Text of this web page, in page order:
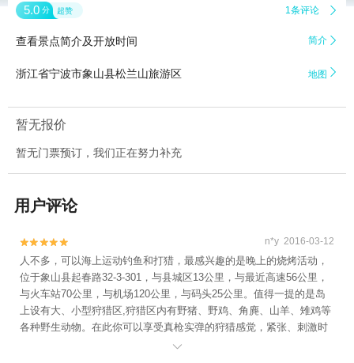
5.0 分 超赞 1条评论 
查看景点简介及开放时间 简介 
浙江省宁波市象山县松兰山旅游区 地图 
暂无报价
暂无门票预订，我们正在努力补充
用户评论

 n*y 2016-03-12
人不多，可以海上运动钓鱼和打猎，最感兴趣的是晚上的烧烤活动，
位于象山县起春路32-3-301，与县城区13公里，与最近高速56公里，
与火车站70公里，与机场120公里，与码头25公里。值得一提的是岛
上设有大、小型狩猎区,狩猎区内有野猪、野鸡、角麂、山羊、雉鸡等
各种野生动物。在此你可以享受真枪实弹的狩猎感觉，紧张、刺激时
时与你同在，带着猎狗，身边有专业猎手保护你的安全并为你指导狩
